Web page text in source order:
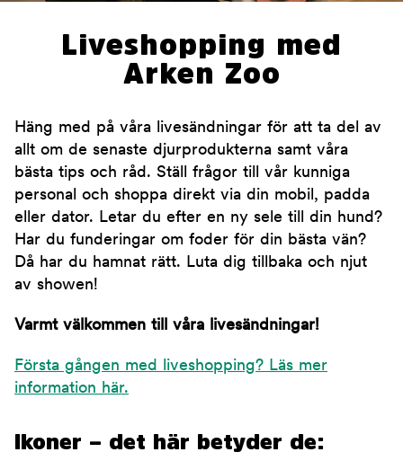
Liveshopping med
Arken Zoo
Häng med på våra livesändningar för att ta del av
allt om de senaste djurprodukterna samt våra
bästa tips och råd. Ställ frågor till vår kunniga
personal och shoppa direkt via din mobil, padda
eller dator. Letar du efter en ny sele till din hund?
Har du funderingar om foder för din bästa vän?
Då har du hamnat rätt. Luta dig tillbaka och njut
av showen!
Varmt välkommen till våra livesändningar!
Första gången med liveshopping? Läs mer
information här.
Ikoner – det här betyder de: